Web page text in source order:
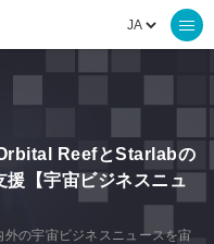
ReefとStarlabの
【宇宙ビジネスニュ
の宇宙ビジネスニュースを宙